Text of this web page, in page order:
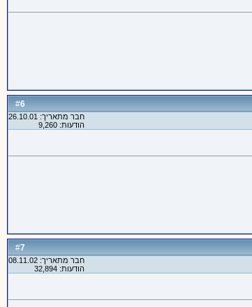
#
6
חבר מתאריך: 26.10.01
הודעות: 9,260
#
7
חבר מתאריך: 08.11.02
הודעות: 32,894